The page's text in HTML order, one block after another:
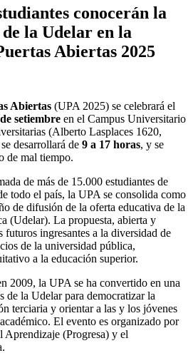
conocerán la
la Udelar en la
Abiertas 2025
Abiertas (UPA 2025) se celebrará el
setiembre en el Campus Universitario
(Alberto Lasplaces 1620,
desarrollará de 9 a 17 horas, y se
de mal tiempo.
de más de 15.000 estudiantes de
todo el país, la UPA se consolida como
de difusión de la oferta educativa de la
(Udelar). La propuesta, abierta y
futuros ingresantes a la diversidad de
de la universidad pública,
a la educación superior.
2009, la UPA se ha convertido en una
de la Udelar para democratizar la
terciaria y orientar a las y los jóvenes
El evento es organizado por
Aprendizaje (Progresa) y el